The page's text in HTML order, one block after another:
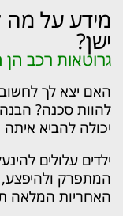
מידע על
ישן?
גרוטאות רכב הן
האם יצא לך
להוות סכנה?
יכולה להביא
ילדים עלולים
המתפרק ולהיפצע,
האחריות המלאה